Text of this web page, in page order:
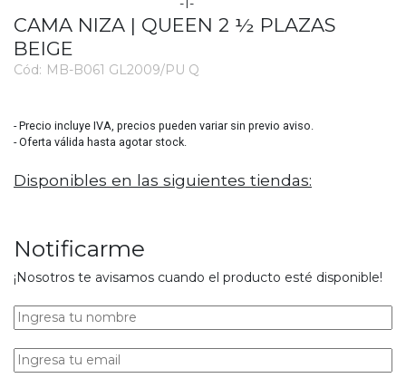
CAMA NIZA | QUEEN 2 ½ PLAZAS
BEIGE
Cód: MB-B061 GL2009/PU Q
- Precio incluye IVA, precios pueden variar sin previo aviso.
- Oferta válida hasta agotar stock.
Disponibles en las siguientes tiendas:
Notificarme
¡Nosotros te avisamos cuando el producto esté disponible!